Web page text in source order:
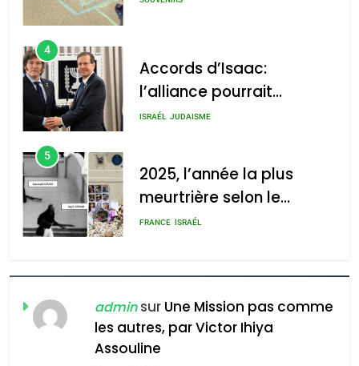
2025, l’année la plus
meurtrière selon le rapport
l’antisémitisme
admin 0
4
Accords d’Isaac:
l’alliance pourrait
s’étendre à 13 pays
ISRAÉL JUDAISME
5
2025, l’année la plus
meurtrière selon le
rapport d’ADL contre
FRANCE ISRAÉL
FIÈRE, DIGNE ET RÉSILIENTE :
POURQUOI JE REVENDIQUE
MA JUDAÏTE par Thérèse
Zrihen-Dvir
ISRAÉL JUDAISME
adminsur Une Mission pas comme
les autres, par Victor Ihiya
Assouline